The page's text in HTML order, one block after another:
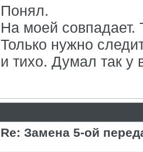
Понял.
На моей совпадает.
Только нужно
и тихо. Думал так у
Re: Замена 5-ой